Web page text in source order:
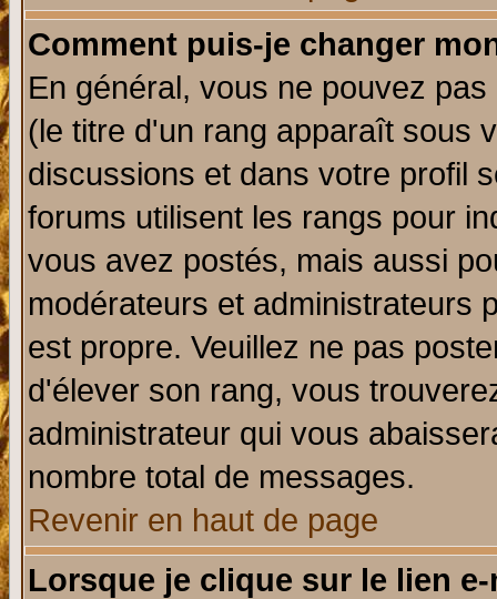
Comment puis-je changer
En général, vous ne pouvez
(le titre d'un rang apparaît sous
discussions et dans votre profil
forums utilisent les rangs pour
vous avez postés, mais aussi
modérateurs et administrateurs
est propre. Veuillez ne pas
d'élever son rang, vous
administrateur qui vous
nombre total de messages.
Revenir en haut de page
Lorsque je clique sur le lien